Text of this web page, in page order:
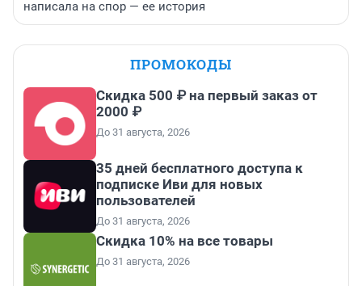
написала на спор — ее история
ПРОМОКОДЫ
Скидка 500 ₽ на первый заказ от
2000 ₽
До 31 августа, 2026
35 дней бесплатного доступа к
подписке Иви для новых
пользователей
До 31 августа, 2026
Скидка 10% на все товары
До 31 августа, 2026